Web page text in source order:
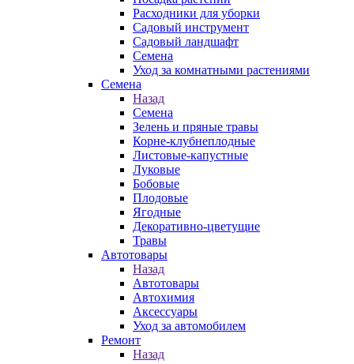
Расходники для уборки
Садовый инструмент
Садовый ландшафт
Семена
Уход за комнатными растениями
Семена
Назад
Семена
Зелень и пряные травы
Корне-клубнеплодные
Листовые-капустные
Луковые
Бобовые
Плодовые
Ягодные
Декоративно-цветущие
Травы
Автотовары
Назад
Автотовары
Автохимия
Аксессуары
Уход за автомобилем
Ремонт
Назад